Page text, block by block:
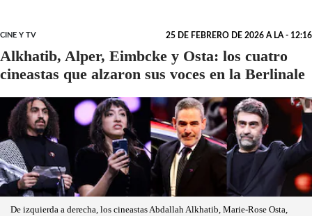
CINE Y TV 25 DE FEBRERO DE 2026 A LA - 12:16
Alkhatib, Alper, Eimbcke y Osta: los cuatro
cineastas que alzaron sus voces en la Berlinale
De izquierda a derecha, los cineastas Abdallah Alkhatib, Marie-Rose Osta,